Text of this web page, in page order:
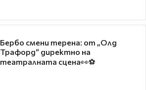
Бербо смени терена: от „Олд
Трафорд“ директно на
театралната сцена👀⚽